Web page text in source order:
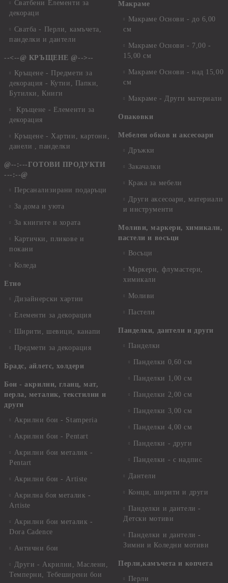
Сватбени Елементи за
декораци
Сватба - Перли, камъчета,
панделки и дантели
--<--@ КРЪЩЕНЕ @-->--
Кръщене - Предмети за
декорация - Кутии, Папки,
Бутилки, Книги
Кръщене - Елементи за
декорация
Кръщене - Хартии, картони,
данели , панделки
@--:---ГОТОВИ ПРОДУКТИ
---:--@
Персанализирани подаръци
За дома и уюта
За книгите и хората
Картички, пликове и
покани
Коледа
Етно
Дизайнерски хартии
Елементи за декорация
Ширити, шевици, канапи
Предмети за декорация
Брадс, айлетс, холдери
Бои - акрилни, гланц, мат,
перла, металик, текстилни и
други
Акрилни бои - Stamperia
Акрилни бои - Pentart
Акрилни бои металик -
Pentart
Акрилни бои - Artiste
Акрилна боя металик -
Artiste
Акрилни бои металик -
Dora Cadence
Антични бои
Други - Акрилни, Маслени,
Темперни, Тебеширени бои
Макраме
Макраме Основи - до 6,00
см
Макраме Основи - 7,00 -
15,00 см
Макраме Основи - над 15,00
см
Макраме - Други материали
Опаковки
Мебелен обков и аксесоари
Дръжки
Закачалки
Крака за мебели
Други аксесоари, материали
и инструменти
Моливи, маркери, химикали,
пастели и восъци
Восъци
Маркери, флумастери,
химикали
Моливи
Пастели
Панделки, дантели и други
Панделки
Панделки 0,60 см
Панделки 1,00 см
Панделки 2,00 см
Панделки 3,00 см
Панделки 4,00 см
Панделки - други
Панделки - с надпис
Дантели
Конци, ширити и други
Панделки и дантели -
Детски мотиви
Панделки и дантели -
Зимни и Коледни мотиви
Перли,камъчета и копчета
Перли